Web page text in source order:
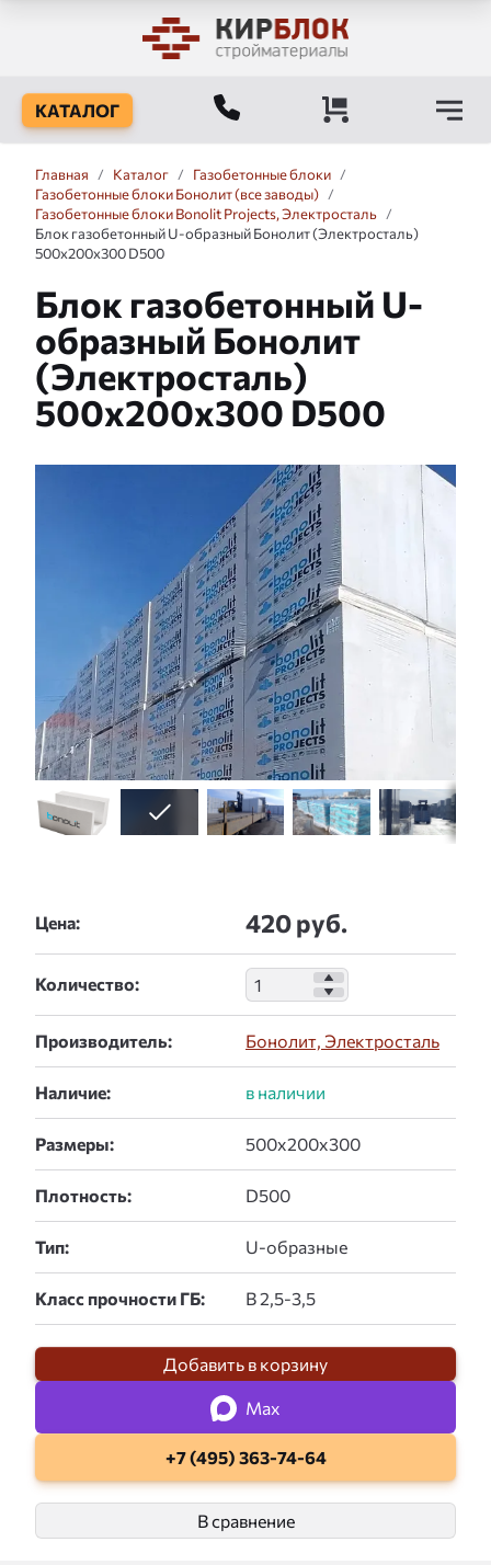
КАТАЛОГ
Главная / Каталог / Газобетонные блоки /
Газобетонные блоки Бонолит (все заводы) /
Газобетонные блоки Bonolit Projects, Электросталь /
Блок газобетонный U-образный Бонолит (Электросталь)
500x200x300 D500
Блок газобетонный U-
образный Бонолит
(Электросталь)
500x200x300 D500
Цена: 420 руб.
Количество:
Производитель: Бонолит, Электросталь
Наличие:
Размеры:
Плотность:
Тип:
Класс прочности ГБ:
Добавить в корзину
Max
+7 (495) 363-74-64
В сравнение